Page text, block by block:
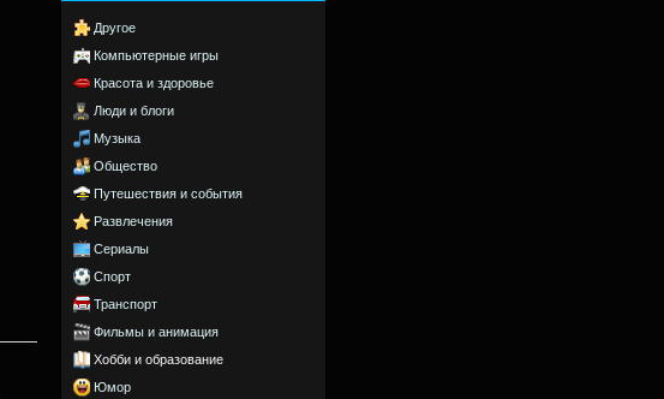
Другое
Компьютерные игры
Красота и здоровье
Люди и блоги
Музыка
Общество
Путешествия и события
Развлечения
Сериалы
Спорт
Транспорт
Фильмы и анимация
Хобби и образование
Юмор